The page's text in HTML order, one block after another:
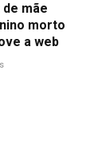
mãe
morto
a web